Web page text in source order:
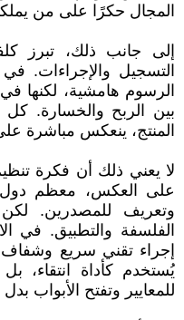
المجال حكرًا على من
إلى جانب ذلك، تبرز
التسجيل والإجراءات.
الرسوم هامشية، لكنها
بين الربح والخسارة.
المنتج، ينعكس مباشرة
لا يعني ذلك أن فكرة
على العكس، معظم دول
وتعريف للمصدرين.
الفلسفة والتطبيق. في
إجراء تقني سريع
يُستخدم كأداة انتقاء،
للمعايير وتفتح الأبواب بدل